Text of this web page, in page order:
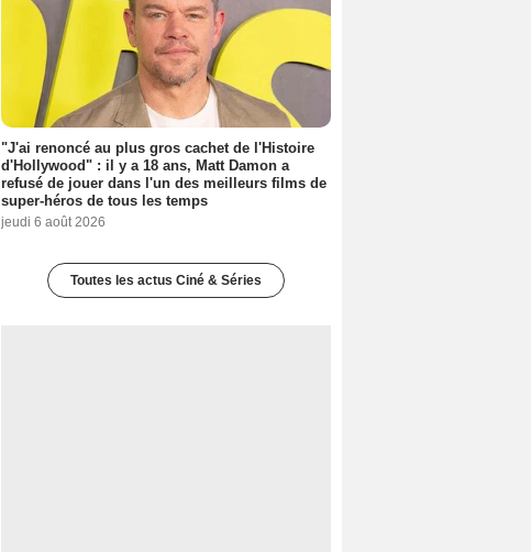
"J'ai renoncé au plus gros cachet de l'Histoire
d'Hollywood" : il y a 18 ans, Matt Damon a
refusé de jouer dans l'un des meilleurs films de
super-héros de tous les temps
jeudi 6 août 2026
Toutes les actus Ciné & Séries